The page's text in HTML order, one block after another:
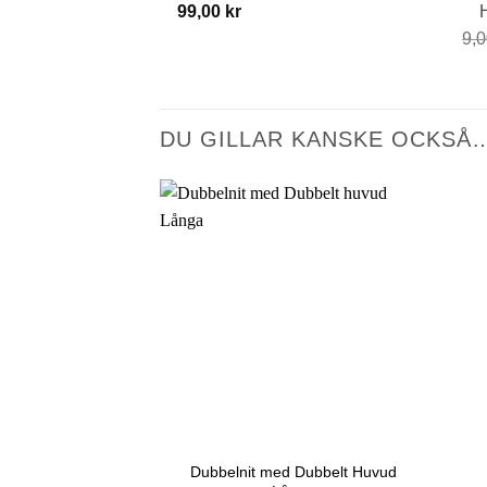
99,00 kr
DU GILLAR KANSKE
Dubbelnit med Dubbelt Huvud